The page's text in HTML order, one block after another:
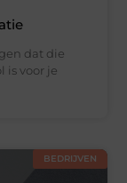
dat die
is voor je
BEDRIJVEN